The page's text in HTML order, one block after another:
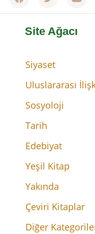
Site Ağacı
Siyaset
Uluslararası
Sosyoloji
Tarih
Edebiyat
Yeşil Kitap
Yakında
Çeviri Kitaplar
Diğer